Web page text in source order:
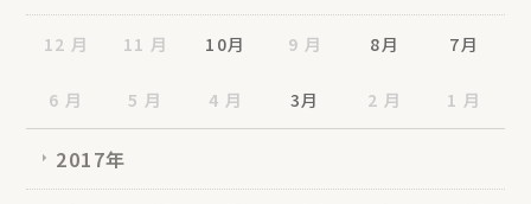
12 月 11 月 10月 9 月 8月 7月
6 月 5 月 4 月 3月 2 月 1 月
2017年